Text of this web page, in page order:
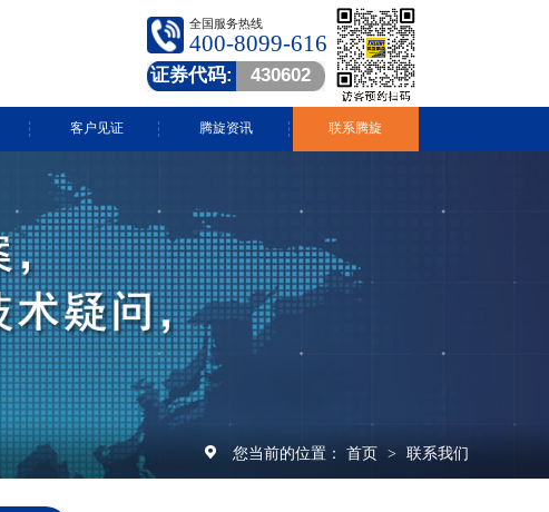
全国服务热线
400-8099-616
证券代码: 430602
客户见证 腾旋资讯
腾旋快讯
技术中心
常见问答
行业动态
视频中心
联系腾旋
您当前的位置： 首页 > 联系我们